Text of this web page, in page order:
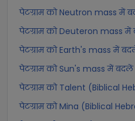
पेटग्राम को Neutron mass में
पेटग्राम को Deuteron mass
पेटग्राम को Earth's mass में
पेटग्राम को Sun's mass में बदलें
पेटग्राम को Talent (Biblical
पेटग्राम को Mina (Biblical